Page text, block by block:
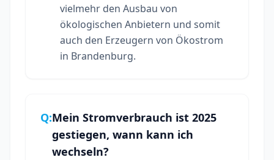
vielmehr den Ausbau von
ökologischen Anbietern und somit
auch den Erzeugern von Ökostrom
in Brandenburg.
Q:Mein Stromverbrauch ist 2025
gestiegen, wann kann ich
wechseln?